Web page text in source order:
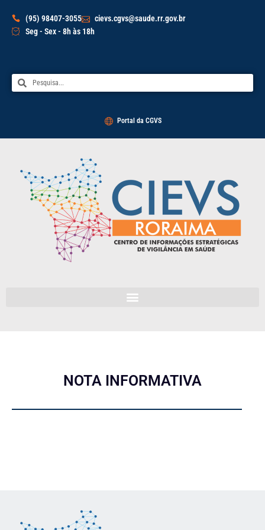
(95) 98407-3055
cievs.cgvs@saude.rr.gov.br
Seg - Sex - 8h às 18h
Portal da CGVS
NOTA INFORMATIVA